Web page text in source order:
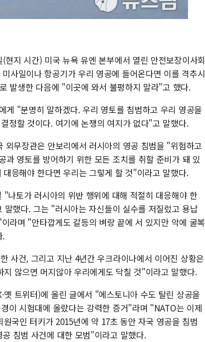
지 시간) 미국 뉴욕 유엔 본부에서 열린 안전보장이사회
사일이나 항공기가 우리 영공에 들어온다면 이를 격추시
발생한 다음에 "이곳에 와서 불평하지 말라"고 했다.
게 "분명히 말하겠다. 우리 영토를 침범하고 우리 영공을
정할 것이다. 여기에 논쟁의 여지가 없다"고 말했다.
무장관은 안보리에서 러시아의 영공 침범을 "위험하고
영토를 방어하기 위한 모든 조치를 취할 준비가 돼 있
응해야 한다면 우리는 그렇게 할 것"이라고 말했다.
나토가 러시아의 위반 행위에 대해 적절히 대응해야 한
했다. 그는 "러시아는 자신들이 실수를 저질렀고 용납
라며 "안타깝게도 갈등의 벼랑 끝에 서 있지만 악에 굴복
.
사건, 그리고 지난 4년간 우크라이나에서 이어진 상황은
않으면 머지않아 우리에게도 닥칠 것"이라고 말했다.
트위터)에 올린 글에서 "에스토니아 수도 탈린 상공을
이 시험대에 올랐다는 강력한 증거"라며 "NATO는 이제
국인 터키가 2015년에 약 17초 동안 자국 영공을 침범
침범 사건에 대한 모범"이라고 말했다.